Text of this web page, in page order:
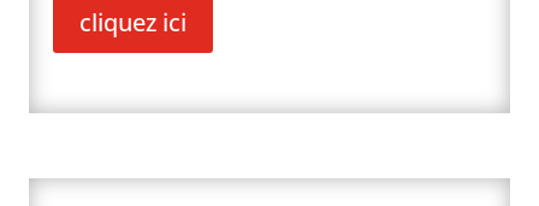
cliquez ici